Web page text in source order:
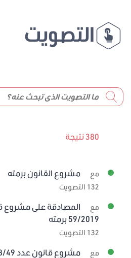
التصويت
380 نتيجة
مع مشروع القانون برمته
132 التصويت
مع
المصادقة على مشروع
59/2019 برمته
132 التصويت
مع مشروع قانون عدد 2018/49 برمته